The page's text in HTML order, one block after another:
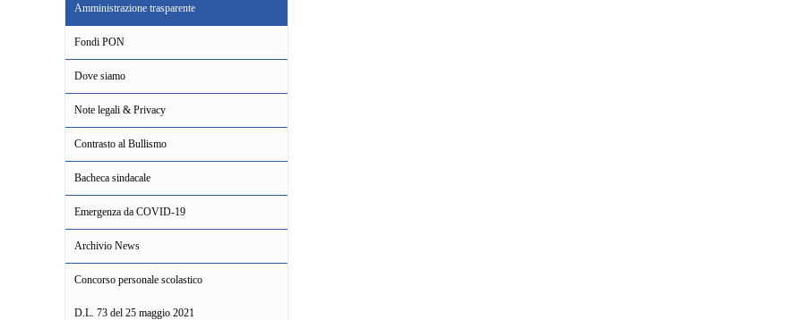
Amministrazione trasparente
Fondi PON
Dove siamo
Note legali & Privacy
Contrasto al Bullismo
Bacheca sindacale
Emergenza da COVID-19
Archivio News
Concorso personale scolastico
D.L. 73 del 25 maggio 2021